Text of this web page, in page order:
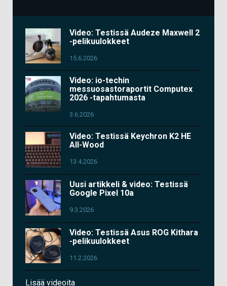
Video: Testissä Audeze Maxwell 2
-pelikuulokkeet
15.6.2026
Video: io-techin
messuosastoraportit Computex
2026 -tapahtumasta
3.6.2026
Video: Testissä Keychron K2 HE
All-Wood
13.4.2026
Uusi artikkeli & video: Testissä
Google Pixel 10a
9.3.2026
Video: Testissä Asus ROG Kithara
-pelikuulokkeet
11.2.2026
Lisää videoita